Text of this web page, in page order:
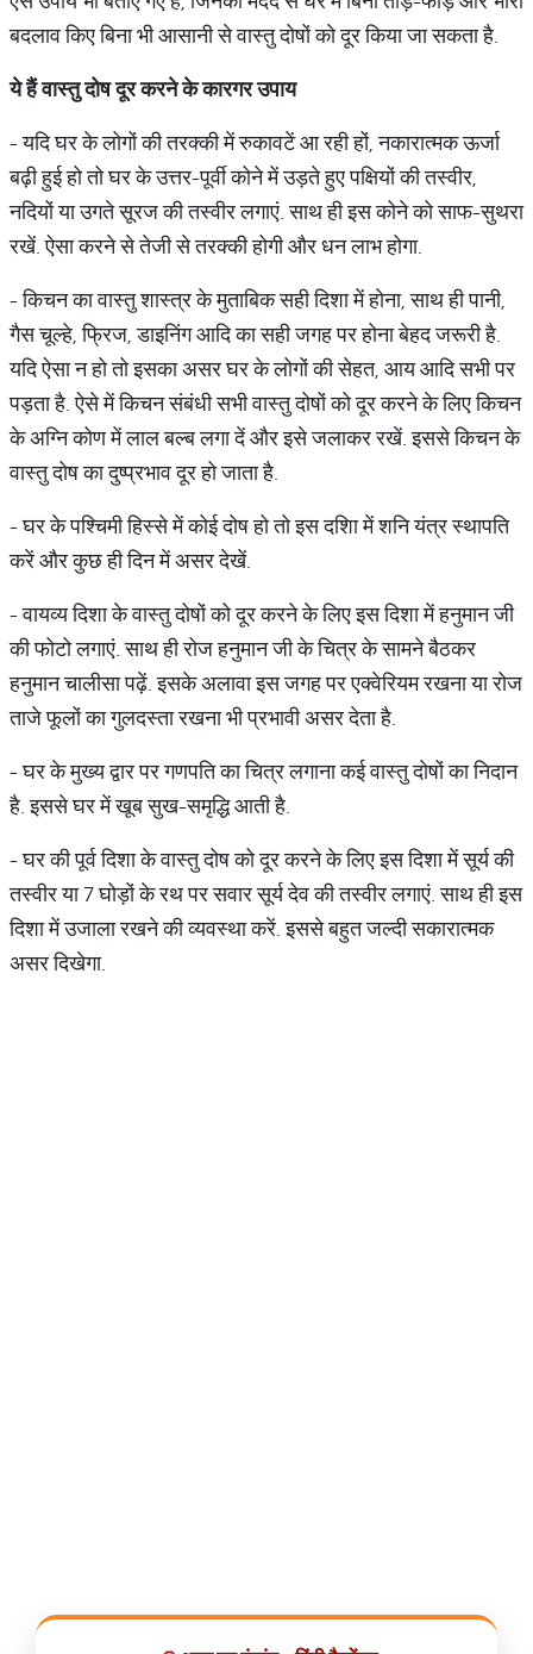
बदलाव किए बिना भी आसानी से वास्‍तु दोषों को दूर किया जा सकता है.
येहैंवास्तुदोषदूरकरनेकेकारगरउपाय
- यदि घर के लोगों की तरक्‍की में रुकावटें आ रही हों, नकारात्‍मक ऊर्जा
बढ़ी हुई हो तो घर के उत्तर-पूर्वी कोने में उड़ते हुए पक्षियों की तस्वीर,
नदियों या उगते सूरज की तस्वीर लगाएं. साथ ही इस कोने को साफ-सुथरा
रखें. ऐसा करने से तेजी से तरक्‍की होगी और धन लाभ होगा.
- किचन का वास्‍तु शास्‍त्र के मुताबिक सही दिशा में होना, साथ ही पानी,
गैस चूल्‍हे, फ्रिज, डाइनिंग आदि का सही जगह पर होना बेहद जरूरी है.
यदि ऐसा न हो तो इसका असर घर के लोगों की सेहत, आय आदि सभी पर
पड़ता है. ऐसे में किचन संबंधी सभी वास्‍तु दोषों को दूर करने के लिए किचन
के अग्नि कोण में लाल बल्ब लगा दें और इसे जलाकर रखें. इससे किचन के
वास्‍तु दोष का दुष्‍प्रभाव दूर हो जाता है.
- घर के पश्चिमी हिस्‍से में कोई दोष हो तो इस दशिा में शनि यंत्र स्‍थापति
करें और कुछ ही दिन में असर देखें.
- वायव्‍य दिशा के वास्‍तु दोषों को दूर करने के लिए इस दिशा में हनुमान जी
की फोटो लगाएं. साथ ही रोज हनुमान जी के चित्र के सामने बैठकर
हनुमान चालीसा पढ़ें. इसके अलावा इस जगह पर एक्‍वेरियम रखना या रोज
ताजे फूलों का गुलदस्‍ता रखना भी प्रभावी असर देता है.
- घर के मुख्‍य द्वार पर गणपति का चित्र लगाना कई वास्‍तु दोषों का निदान
है. इससे घर में खूब सुख-समृद्धि आती है.
- घर की पूर्व दिशा के वास्‍तु दोष को दूर करने के लिए इस दिशा में सूर्य की
तस्‍वीर या 7 घोड़ों के रथ पर सवार सूर्य देव की तस्‍वीर लगाएं. साथ ही इस
दिशा में उजाला रखने की व्‍यवस्‍था करें. इससे बहुत जल्‍दी सकारात्‍मक
असर दिखेगा.